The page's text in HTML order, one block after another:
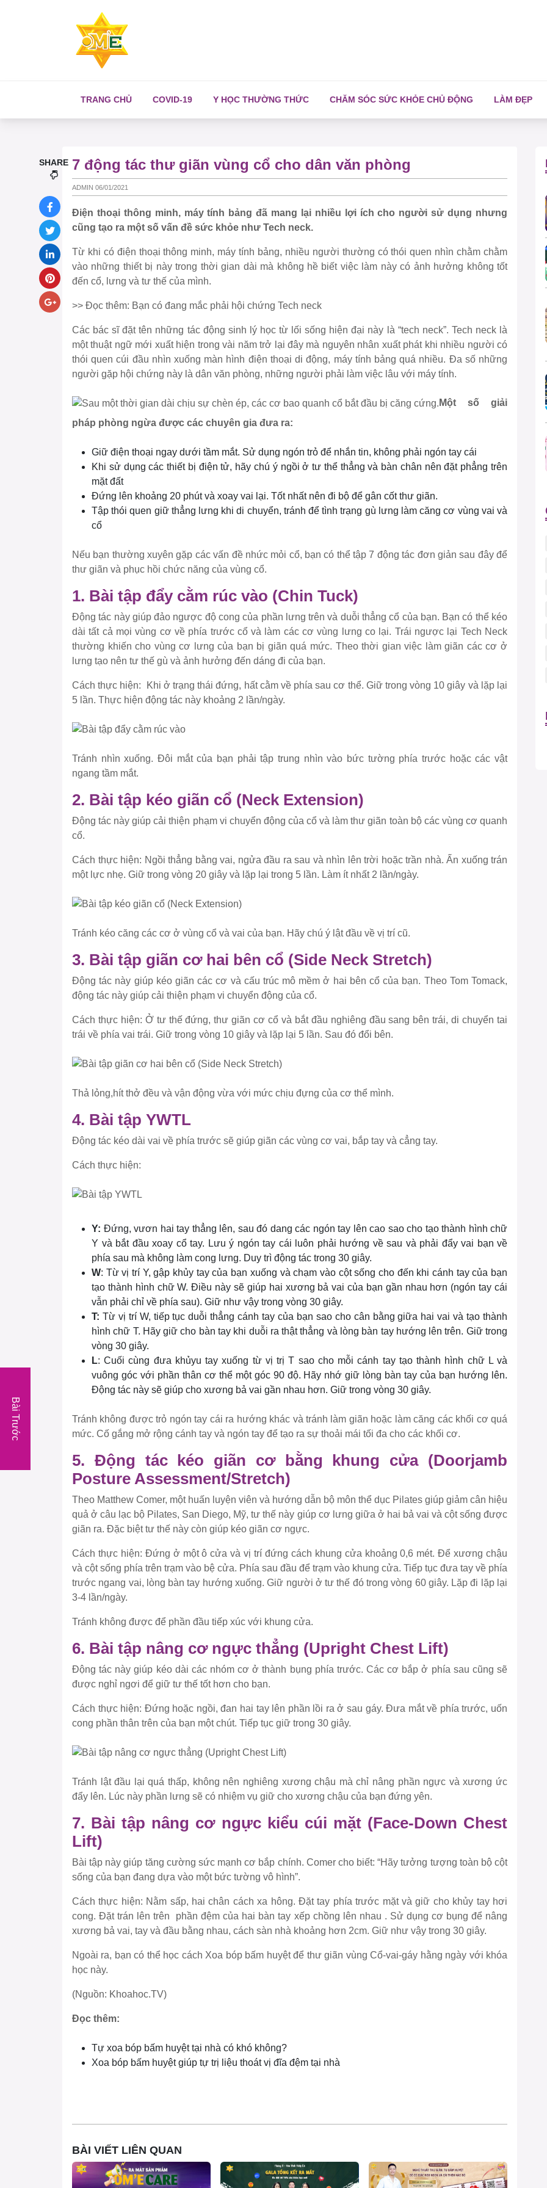
TRANG CHỦ COVID-19 Y HỌC THƯỜNG THỨC CHĂM SÓC SỨC KHỎE CHỦ ĐỘNG LÀM ĐẸP
7 động tác thư giãn vùng cổ cho dân văn phòng
ADMIN 06/01/2021
Điện thoại thông minh, máy tính bảng đã mang lại nhiều lợi ích cho người sử dụng nhưng
cũng tạo ra một số vấn đề sức khỏe như Tech neck.
Từ khi có điện thoại thông minh, máy tính bảng, nhiều người thường có thói quen nhìn chằm chằm
vào những thiết bị này trong thời gian dài mà không hề biết việc làm này có ảnh hưởng không tốt
đến cổ, lưng và tư thế của mình.
>> Đọc thêm: Bạn có đang mắc phải hội chứng Tech neck
Các bác sĩ đặt tên những tác động sinh lý học từ lối sống hiện đại này là “tech neck”. Tech neck là
một thuật ngữ mới xuất hiện trong vài năm trở lại đây mà nguyên nhân xuất phát khi nhiều người có
thói quen cúi đầu nhìn xuống màn hình điện thoại di động, máy tính bảng quá nhiều. Đa số những
người gặp hội chứng này là dân văn phòng, những người phải làm việc lâu với máy tính.
Một số giải
pháp phòng ngừa được các chuyên gia đưa ra:
Giữ điện thoại ngay dưới tầm mắt. Sử dụng ngón trỏ để nhắn tin, không phải ngón tay cái
Khi sử dụng các thiết bị điện tử, hãy chú ý ngồi ở tư thể thẳng và bàn chân nên đặt phẳng trên
mặt đất
Đứng lên khoảng 20 phút và xoay vai lại. Tốt nhất nên đi bộ để gân cốt thư giãn.
Tập thói quen giữ thẳng lưng khi di chuyển, tránh để tình trạng gù lưng làm căng cơ vùng vai và
cổ
Nếu bạn thường xuyên gặp các vấn đề nhức mỏi cổ, bạn có thể tập 7 động tác đơn giản sau đây để
thư giãn và phục hồi chức năng của vùng cổ.
1. Bài tập đẩy cằm rúc vào (Chin Tuck)
Động tác này giúp đảo ngược độ cong của phần lưng trên và duỗi thẳng cổ của bạn. Bạn có thể kéo
dài tất cả mọi vùng cơ về phía trước cổ và làm các cơ vùng lưng co lại. Trái ngược lại Tech Neck
thường khiến cho vùng cơ lưng của bạn bị giãn quá mức. Theo thời gian việc làm giãn các cơ ở
lưng tạo nên tư thế gù và ảnh hưởng đến dáng đi của bạn.
Cách thực hiện: Khi ở trạng thái đứng, hất cằm về phía sau cơ thể. Giữ trong vòng 10 giây và lặp lại
5 lần. Thực hiện động tác này khoảng 2 lần/ngày.
Tránh nhìn xuống. Đôi mắt của bạn phải tập trung nhìn vào bức tường phía trước hoặc các vật
ngang tầm mắt.
2. Bài tập kéo giãn cổ (Neck Extension)
Động tác này giúp cải thiện phạm vi chuyển động của cổ và làm thư giãn toàn bộ các vùng cơ quanh
cổ.
Cách thực hiện: Ngồi thẳng bằng vai, ngửa đầu ra sau và nhìn lên trời hoặc trần nhà. Ấn xuống trán
một lực nhẹ. Giữ trong vòng 20 giây và lặp lại trong 5 lần. Làm ít nhất 2 lần/ngày.
Tránh kéo căng các cơ ở vùng cổ và vai của bạn. Hãy chú ý lật đầu về vị trí cũ.
3. Bài tập giãn cơ hai bên cổ (Side Neck Stretch)
Động tác này giúp kéo giãn các cơ và cấu trúc mô mềm ở hai bên cổ của bạn. Theo Tom Tomack,
động tác này giúp cải thiện phạm vi chuyển động của cổ.
Cách thực hiện: Ở tư thế đứng, thư giãn cơ cổ và bắt đầu nghiêng đầu sang bên trái, di chuyển tai
trái về phía vai trái. Giữ trong vòng 10 giây và lặp lại 5 lần. Sau đó đổi bên.
Thả lỏng,hít thở đều và vận động vừa với mức chịu đựng của cơ thể mình.
4. Bài tập YWTL
Động tác kéo dài vai về phía trước sẽ giúp giãn các vùng cơ vai, bắp tay và cẳng tay.
Cách thực hiện:
Y: Đứng, vươn hai tay thẳng lên, sau đó dang các ngón tay lên cao sao cho tạo thành hình chữ
Y và bắt đầu xoay cổ tay. Lưu ý ngón tay cái luôn phải hướng về sau và phải đẩy vai bạn về
phía sau mà không làm cong lưng. Duy trì động tác trong 30 giây.
W: Từ vị trí Y, gập khủy tay của bạn xuống và chạm vào cột sống cho đến khi cánh tay của bạn
tạo thành hình chữ W. Điều này sẽ giúp hai xương bả vai của bạn gần nhau hơn (ngón tay cái
vẫn phải chỉ về phía sau). Giữ như vậy trong vòng 30 giây.
T: Từ vị trí W, tiếp tục duỗi thẳng cánh tay của bạn sao cho cân bằng giữa hai vai và tạo thành
hình chữ T. Hãy giữ cho bàn tay khi duỗi ra thật thẳng và lòng bàn tay hướng lên trên. Giữ trong
vòng 30 giây.
L: Cuối cùng đưa khủyu tay xuống từ vị trị T sao cho mỗi cánh tay tạo thành hình chữ L và
vuông góc với phần thân cơ thể một góc 90 độ. Hãy nhớ giữ lòng bàn tay của bạn hướng lên.
Động tác này sẽ giúp cho xương bả vai gần nhau hơn. Giữ trong vòng 30 giây.
Tránh không được trỏ ngón tay cái ra hướng khác và tránh làm giãn hoặc làm căng các khối cơ quá
mức. Cố gắng mở rộng cánh tay và ngón tay để tạo ra sự thoải mái tối đa cho các khối cơ.
5. Động tác kéo giãn cơ bằng khung cửa (Doorjamb
Posture Assessment/Stretch)
Theo Matthew Comer, một huấn luyện viên và hướng dẫn bộ môn thể dục Pilates giúp giảm cân hiệu
quả ở câu lạc bộ Pilates, San Diego, Mỹ, tư thế này giúp cơ lưng giữa ở hai bả vai và cột sống được
giãn ra. Đặc biệt tư thế này còn giúp kéo giãn cơ ngực.
Cách thực hiện: Đứng ở một ô cửa và vị trí đứng cách khung cửa khoảng 0,6 mét. Để xương chậu
và cột sống phía trên trạm vào bệ cửa. Phía sau đầu để trạm vào khung cửa. Tiếp tục đưa tay về phía
trước ngang vai, lòng bàn tay hướng xuống. Giữ người ở tư thế đó trong vòng 60 giây. Lặp đi lặp lại
3-4 lần/ngày.
Tránh không được để phần đầu tiếp xúc với khung cửa.
6. Bài tập nâng cơ ngực thẳng (Upright Chest Lift)
Động tác này giúp kéo dài các nhóm cơ ở thành bụng phía trước. Các cơ bắp ở phía sau cũng sẽ
được nghỉ ngơi để giữ tư thế tốt hơn cho bạn.
Cách thực hiện: Đứng hoặc ngồi, đan hai tay lên phần lồi ra ở sau gáy. Đưa mắt về phía trước, uốn
cong phần thân trên của bạn một chút. Tiếp tục giữ trong 30 giây.
Tránh lật đầu lại quá thấp, không nên nghiêng xương chậu mà chỉ nâng phần ngực và xương ức
đẩy lên. Lúc này phần lưng sẽ có nhiệm vụ giữ cho xương chậu của bạn đứng yên.
7. Bài tập nâng cơ ngực kiểu cúi mặt (Face-Down Chest
Lift)
Bài tập này giúp tăng cường sức mạnh cơ bắp chính. Comer cho biết:“Hãy tưởng tượng toàn bộ cột
sống của bạn đang dựa vào một bức tường vô hình”.
Cách thực hiện: Nằm sấp, hai chân cách xa hông. Đặt tay phía trước mặt và giữ cho khủy tay hơi
cong. Đặt trán lên trên phần đệm của hai bàn tay xếp chồng lên nhau . Sử dụng cơ bụng để nâng
xương bả vai, tay và đầu bằng nhau, cách sàn nhà khoảng hơn 2cm. Giữ như vậy trong 30 giây.
Ngoài ra, bạn có thể học cách Xoa bóp bấm huyệt để thư giãn vùng Cổ-vai-gáy hằng ngày với khóa
học này.
(Nguồn: Khoahoc.TV)
Đọc thêm:
Tự xoa bóp bấm huyệt tại nhà có khó không?
Xoa bóp bấm huyệt giúp tự trị liệu thoát vị đĩa đệm tại nhà
SHARE
BÀI VIẾT LIÊN QUAN
Bài Trước